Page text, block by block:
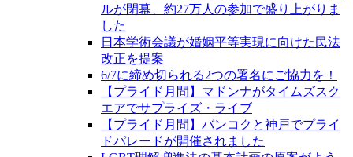
ルが閉幕、約27万人の参加で盛り上がりま
した
日本学術会議が婚姻平等実現に向けた民法
改正を提案
6/7に締め切られる2つの署名にご協力を！
【プライド月間】マドンナがタイムズスク
エアでサプライズ・ライブ
【プライド月間】バンコクと神戸でプライ
ドパレードが開催されました